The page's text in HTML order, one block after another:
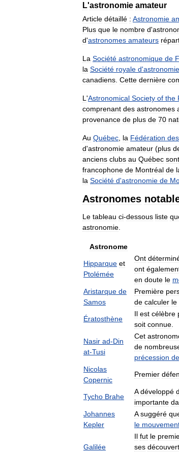
L'astronomie amateur
Article détaillé : Astronomie
Plus que le nombre d'
d'astronomes amateurs
La Société astronomique de
la Société royale d'astronomie
canadiens Cette dernière
L 'Astronomical Society of the
comprenant des astronomes
provenance de plus de 70
Au Québec la Fédération des
d'astronomie amateur (plus
anciens clubs au Québec sont
francophone de Montréal de
la Société d'astronomie de
Astronomes
Le tableau ci-dessous liste
astronomie
Astronome
Hipparque et
Ptolémée
Ont
ont
en doute le
Aristarque de
Samos
Première
de calculer le
Ératosthène
Il est célèbre
soit connue
Nasir ad-Din
at-Tusi
Cet
de
précession
Nicolas
Copernic
Premier
Tycho Brahe
A développé
importante
Johannes
Kepler
A suggéré
le
Galilée
Il fut le
ses